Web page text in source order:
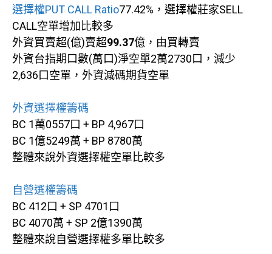
選擇權PUT CALL Ratio77.42%，選擇權莊家SELL
CALL空單增加比較多
外資買賣超(億)賣超99.37億，由買轉賣
外資台指期口數(萬口)淨空單2萬2730口，減少
2,636口空單，外資減碼期貨空單
外資選擇權籌碼
BC 1萬0557口 + BP 4,967口
BC 1億5249萬 + BP 8780萬
整體來說外資選擇權空單比較多
自營選權籌碼
BC 412口 + SP 4701口
BC 4070萬 + SP 2億1390萬
整體來說自營選擇權多單比較多